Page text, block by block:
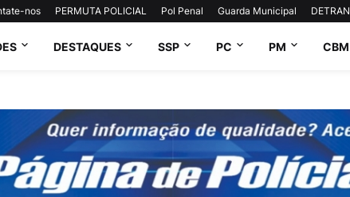
nos PERMUTA POLICIAL Pol Penal Guarda Municipal DETRAN
DESTAQUES SSP PC PM CBM